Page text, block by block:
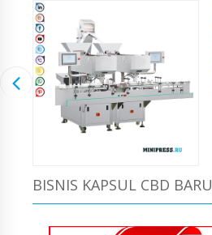
BISNIS KAPSUL CBD BARU